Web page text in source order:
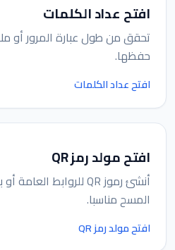
افتح عداد الكلمات
تحقق من طول عبارة المرور أو
حفظها.
افتح عداد الكلمات
افتح مولد رمز QR
المسح مناسبا.
افتح مولد رمز QR